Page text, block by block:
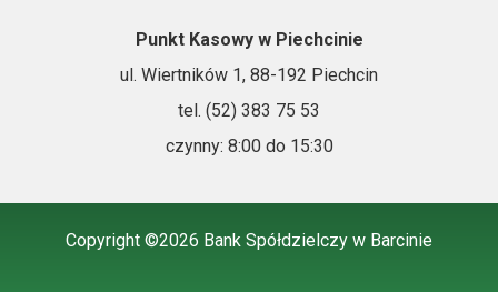
Punkt Kasowy w Piechcinie
ul. Wiertników 1, 88-192 Piechcin
tel. (52) 383 75 53
czynny: 8:00 do 15:30
Copyright ©2026 Bank Spółdzielczy w Barcinie